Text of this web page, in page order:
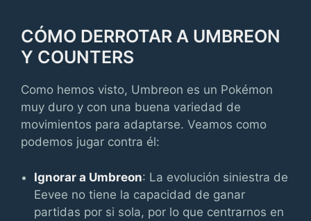
CÓMO DERROTAR A UMBREON
Y COUNTERS
Como hemos visto, Umbreon es un Pokémon
muy duro y con una buena variedad de
movimientos para adaptarse. Veamos como
podemos jugar contra él:
Ignorar a Umbreon: La evolución siniestra de
Eevee no tiene la capacidad de ganar
partidas por si sola, por lo que centrarnos en